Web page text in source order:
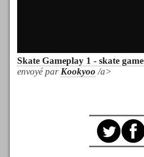
Skate Gameplay 1 - skate game
envoyé par Kookyoo /a>